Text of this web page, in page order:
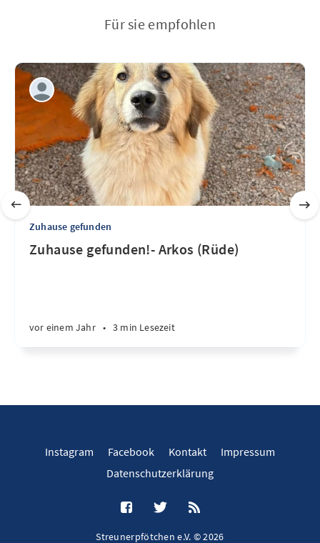
Für sie empfohlen
Zuhause gefunden
Zuhause gefunden!- Arkos (Rüde)
vor einem Jahr • 3 min Lesezeit
Instagram Facebook Kontakt
Impressum
Datenschutzerklärung
Streunerpfötchen e.V. © 2026